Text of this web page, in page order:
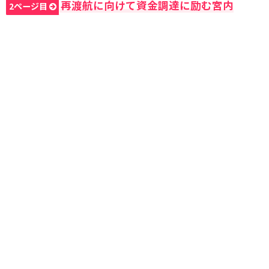
2ページ目 再渡航に向けて資金調達に励む宮内